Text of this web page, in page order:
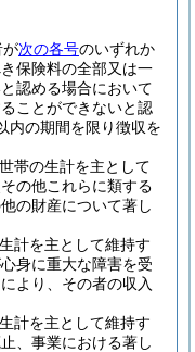
が次の各号のいずれか
保険料の全部又は一
認める場合において
ことができないと認
内の期間を限り徴収を
帯の生計を主として
の他これらに類する
の財産について著し
計を主として維持す
身に重大な障害を受
より、その者の収入
計を主として維持す
、事業における著し